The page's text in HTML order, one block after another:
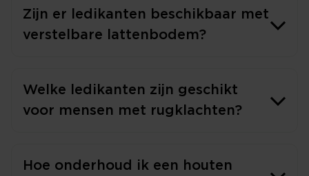
Zijn er ledikanten beschikbaar met
verstelbare lattenbodem?
Welke ledikanten zijn geschikt
voor mensen met rugklachten?
Hoe onderhoud ik een houten